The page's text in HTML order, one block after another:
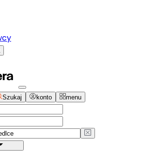
Szukaj konto menu